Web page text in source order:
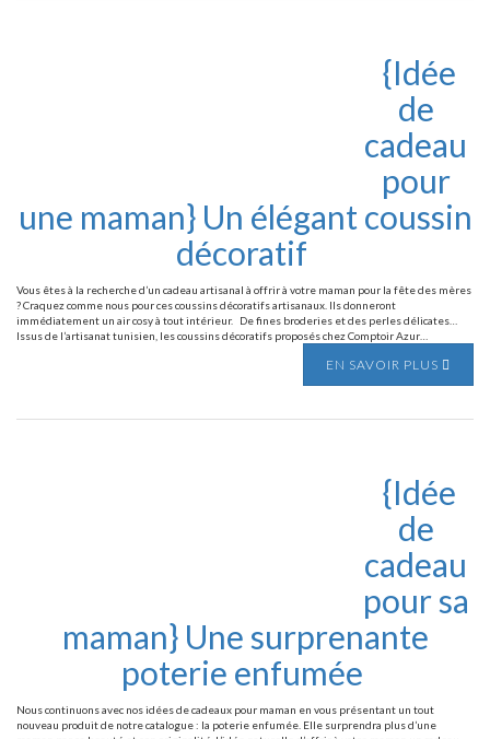
{Idée
de
cadeau
pour
une maman} Un élégant coussin
décoratif
Vous êtes à la recherche d’un cadeau artisanal à offrir à votre maman pour la fête des mères
? Craquez comme nous pour ces coussins décoratifs artisanaux. Ils donneront
immédiatement un air cosy à tout intérieur. De fines broderies et des perles délicates…
Issus de l’artisanat tunisien, les coussins décoratifs proposés chez Comptoir Azur…
EN SAVOIR PLUS
{Idée
de
cadeau
pour sa
maman} Une surprenante
poterie enfumée
Nous continuons avec nos idées de cadeaux pour maman en vous présentant un tout
nouveau produit de notre catalogue : la poterie enfumée. Elle surprendra plus d’une